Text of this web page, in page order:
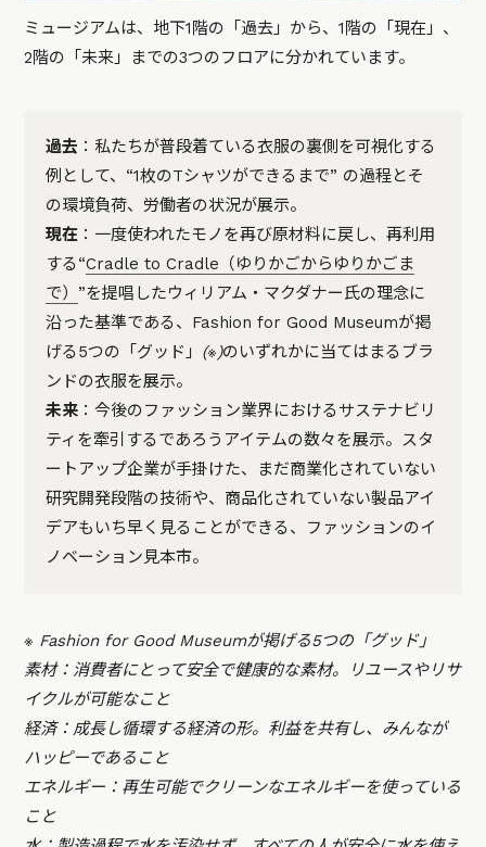
ミュージアムは、地下1階の「過去」から、1階の「現在」、
2階の「未来」までの3つのフロアに分かれています。
過去 ：私たちが普段着ている衣服の裏側を可視化する
例として、“1枚のTシャツができるまで” の過程とそ
の環境負荷、労働者の状況が展示。
現在 ：一度使われたモノを再び原材料に戻し、再利用
する“Cradle to Cradle（ゆりかごからゆりかごま
で） ”を提唱したウィリアム・マクダナー氏の理念に
沿った基準である、Fashion for Good Museumが掲
げる5つの「グッド」 (※)のいずれかに当てはまるブラ
ンドの衣服を展示。
未来 ：今後のファッション業界におけるサステナビリ
ティを牽引するであろうアイテムの数々を展示。スタ
ートアップ企業が手掛けた、まだ商業化されていない
研究開発段階の技術や、商品化されていない製品アイ
デアもいち早く見ることができる、ファッションのイ
ノベーション見本市。
※ Fashion for Good Museumが掲げる5つの「グッド」
素材：消費者にとって安全で健康的な素材。リユースやリサ
イクルが可能なこと
経済：成長し循環する経済の形。利益を共有し、みんなが
ハッピーであること
エネルギー：再生可能でクリーンなエネルギーを使っている
こと